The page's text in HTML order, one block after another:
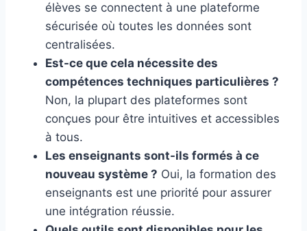
élèves se connectent à une plateforme
sécurisée où toutes les données sont
centralisées.
Est-ce que cela nécessite des
compétences techniques particulières ?
Non, la plupart des plateformes sont
conçues pour être intuitives et accessibles
à tous.
Les enseignants sont-ils formés à ce
nouveau système ? Oui, la formation des
enseignants est une priorité pour assurer
une intégration réussie.